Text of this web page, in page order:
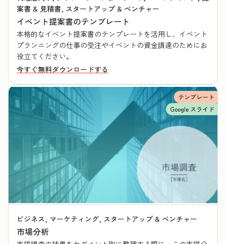
案書 & 見積書, スタートアップ & ベンチャー
イベント提案書のテンプレート
本格的なイベント提案書のテンプレートを活用し、イベント
プランニングの仕事の受注やイベントの資金調達のためにお
役立てください。
今すぐ無料ダウンロードする
テンプレート
Google スライド
ビジネス, マーケティング, スタートアップ & ベンチャー
市場分析